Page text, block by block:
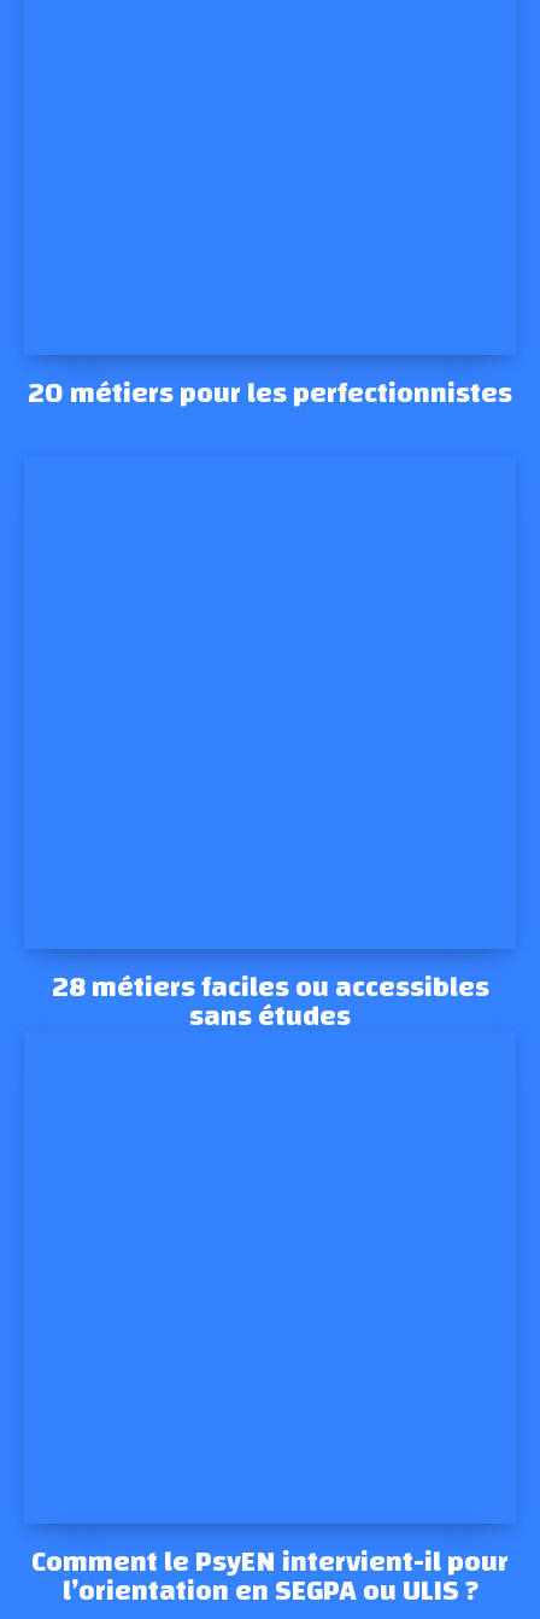
20 métiers pour les perfectionnistes
28 métiers faciles ou accessibles
sans études
Comment le PsyEN intervient-il pour
l’orientation en SEGPA ou ULIS ?